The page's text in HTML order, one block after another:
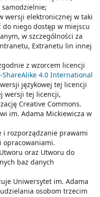
wersji elektronicznej w taki
do niego dostęp w miejscu
w szczególności za
Extranetu lin innej
z wzorcem licencji
4.0 International
językowej tej licencji
wersji tej licencji,
Creative Commons.
im. Adama Mickiewicza w
i rozporządzanie prawami
opracowaniami.
oraz Utworu do
baz danych
Uniwersytet im. Adama
osobom trzecim